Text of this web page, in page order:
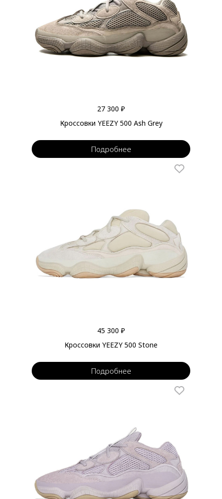
27 300 ₽
Кроссовки YEEZY 500 Ash Grey
Подробнее
45 300 ₽
Кроссовки YEEZY 500 Stone
Подробнее